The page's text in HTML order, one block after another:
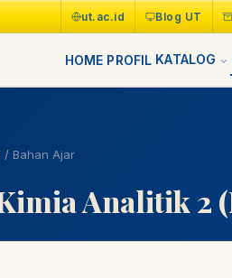
ut.ac.id Blog UT
HOME PROFIL KATALOG
/ Bahan Ajar
Analitik 2